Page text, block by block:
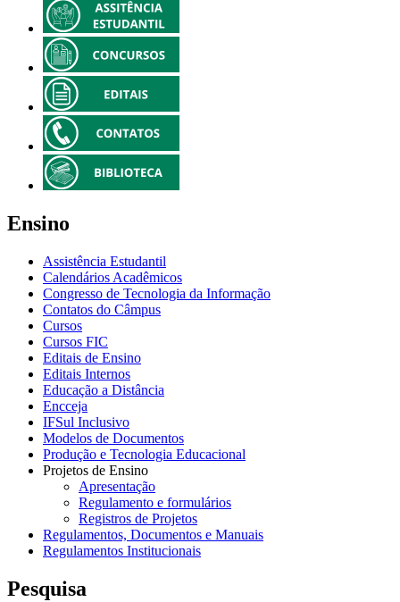
Ensino
Assistência Estudantil
Calendários Acadêmicos
Congresso de Tecnologia da Informação
Contatos do Câmpus
Cursos
Cursos FIC
Editais de Ensino
Editais Internos
Educação a Distância
Encceja
IFSul Inclusivo
Modelos de Documentos
Produção e Tecnologia Educacional
Projetos de Ensino
Apresentação
Regulamento e formulários
Registros de Projetos
Regulamentos, Documentos e Manuais
Regulamentos Institucionais
Pesquisa